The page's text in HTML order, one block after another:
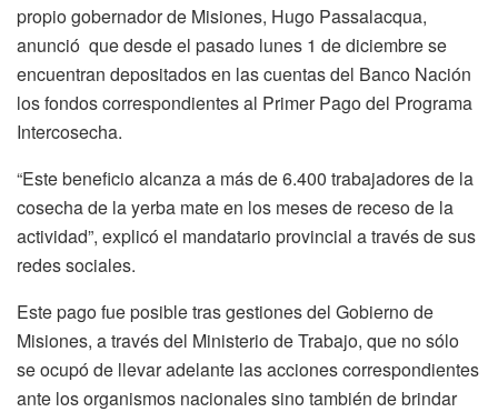
propio gobernador de Misiones, Hugo Passalacqua,
anunció que desde el pasado lunes 1 de diciembre se
encuentran depositados en las cuentas del Banco Nación
los fondos correspondientes al Primer Pago del Programa
Intercosecha.
“Este beneficio alcanza a más de 6.400 trabajadores de la
cosecha de la yerba mate en los meses de receso de la
actividad”, explicó el mandatario provincial a través de sus
redes sociales.
Este pago fue posible tras gestiones del Gobierno de
Misiones, a través del Ministerio de Trabajo, que no sólo
se ocupó de llevar adelante las acciones correspondientes
ante los organismos nacionales sino también de brindar